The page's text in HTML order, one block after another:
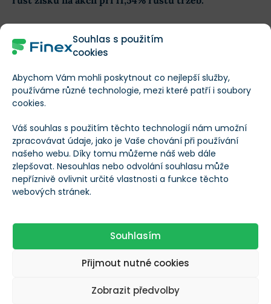
Souhlas s použitím
cookies
Abychom Vám mohli poskytnout co nejlepší služby,
používáme různé technologie, mezi které patří i soubory
cookies.
Váš souhlas s použitím těchto technologií nám umožní
zpracovávat údaje, jako je Vaše chování při používání
našeho webu. Díky tomu můžeme náš web dále
zlepšovat. Nesouhlas nebo odvolání souhlasu může
nepříznivě ovlivnit určité vlastnosti a funkce těchto
webových stránek.
Souhlasím
Přijmout nutné cookies
Zobrazit předvolby
nárůst zisku na akcii a 11,58% nárůst tržeb.
Růst ceny akcií Amazonu za posledních 12
měsíců
Amazon / AMZN
Finex Férová CenaAMZN